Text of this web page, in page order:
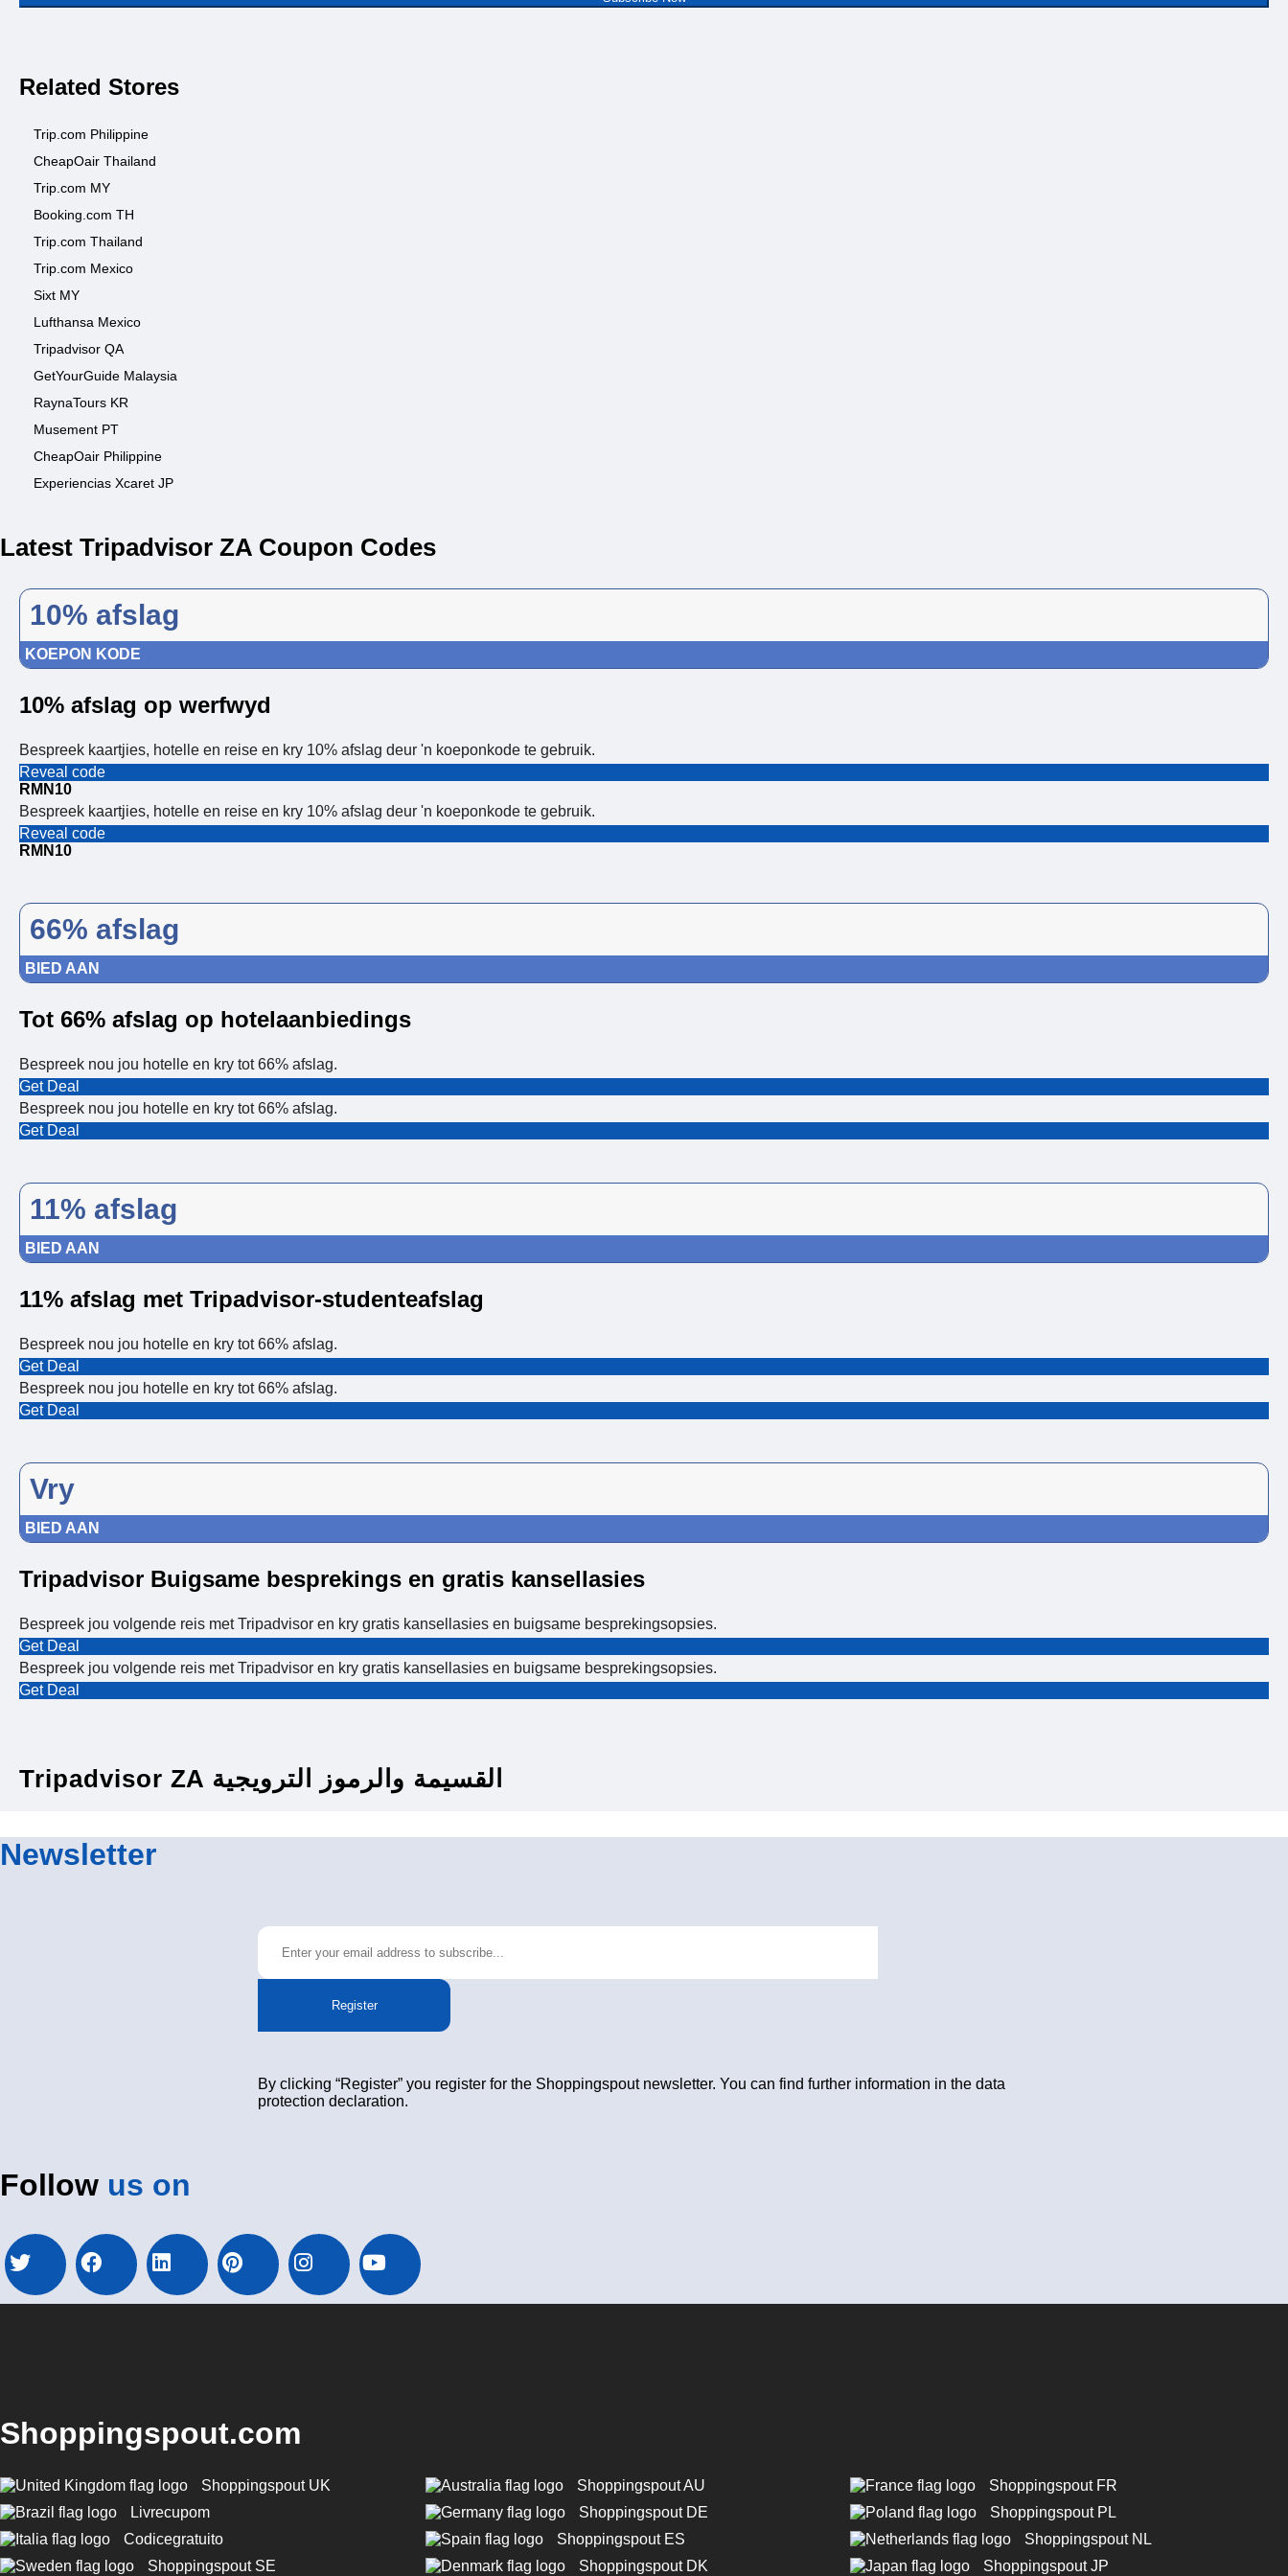
Related Stores
Trip.com Philippine
CheapOair Thailand
Trip.com MY
Booking.com TH
Trip.com Thailand
Trip.com Mexico
Sixt MY
Lufthansa Mexico
Tripadvisor QA
GetYourGuide Malaysia
RaynaTours KR
Musement PT
CheapOair Philippine
Experiencias Xcaret JP
Latest Tripadvisor ZA Coupon Codes
10% afslag
KOEPON KODE
10% afslag op werfwyd
Bespreek kaartjies, hotelle en reise en kry 10% afslag deur 'n koeponkode te gebruik.
Reveal code
RMN10
Bespreek kaartjies, hotelle en reise en kry 10% afslag deur 'n koeponkode te gebruik.
Reveal code
RMN10
66% afslag
BIED AAN
Tot 66% afslag op hotelaanbiedings
Bespreek nou jou hotelle en kry tot 66% afslag.
Get Deal
Bespreek nou jou hotelle en kry tot 66% afslag.
Get Deal
11% afslag
BIED AAN
11% afslag met Tripadvisor-studenteafslag
Bespreek nou jou hotelle en kry tot 66% afslag.
Get Deal
Bespreek nou jou hotelle en kry tot 66% afslag.
Get Deal
Vry
BIED AAN
Tripadvisor Buigsame besprekings en gratis kansellasies
Bespreek jou volgende reis met Tripadvisor en kry gratis kansellasies en buigsame besprekingsopsies.
Get Deal
Bespreek jou volgende reis met Tripadvisor en kry gratis kansellasies en buigsame besprekingsopsies.
Get Deal
Tripadvisor ZA القسيمة والرموز الترويجية
Newsletter
Register
By clicking “Register” you register for the Shoppingspout newsletter. You can find further information in the data
protection declaration.
Follow us on
Shoppingspout.com
Shoppingspout UK Shoppingspout AU
Shoppingspout FR
Livrecupom
Shoppingspout DE
Shoppingspout PL
Codicegratuito
Shoppingspout ES
Shoppingspout NL
Shoppingspout SE
Shoppingspout DK Shoppingspout JP